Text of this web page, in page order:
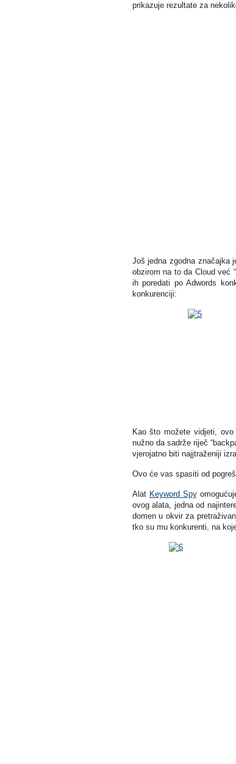
prikazuje rezultate za
Još jedna zgodna značajka
obzirom na to da Cloud već
ih poredati po Adwords
konkurenciji:
Kao što možete vidjeti,
nužno da sadrže riječ
vjerojatno biti najjtraženiji
Ovo će vas spasiti od
Alat Keyword Spy
ovog alata, jedna od
domen u okvir za
tko su mu konkurenti, na